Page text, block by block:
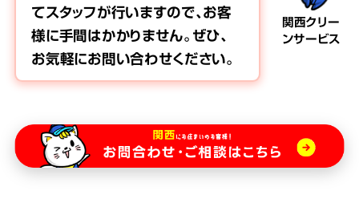
関西クリー
ンサービス
てスタッフが行いますので、お客
様に手間はかかりません。ぜひ、
お気軽にお問い合わせください。